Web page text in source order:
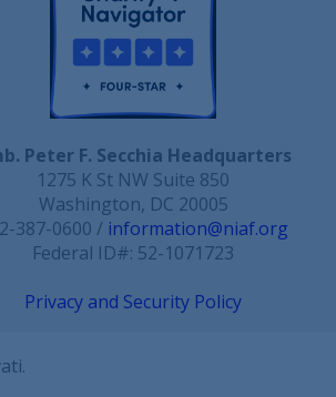
Peter F. Secchia Headquarters
1275 K St NW Suite 850
Washington, DC 20005
387-0600 / information@niaf.org
Federal ID#: 52-1071723
Privacy and Security Policy